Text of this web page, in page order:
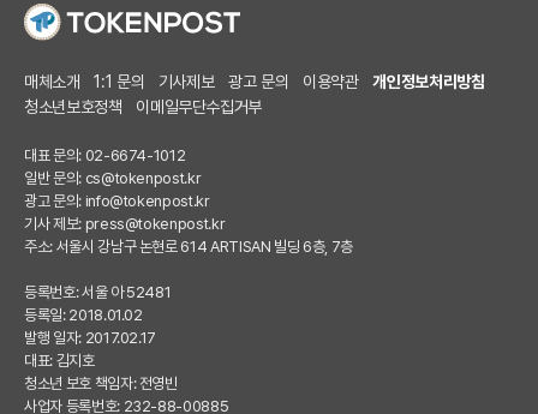
매체소개 1:1 문의 기사제보 광고 문의 이용약관
개인정보처리방침
청소년보호정책
이메일무단수집거부
대표 문의: 02-6674-1012
일반 문의: cs@tokenpost.kr
광고 문의: info@tokenpost.kr
기사 제보: press@tokenpost.kr
주소: 서울시 강남구 논현로 614 ARTISAN 빌딩 6층, 7층
등록번호: 서울 아 52481
등록일: 2018.01.02
발행 일자: 2017.02.17
대표: 김지호
청소년 보호 책임자: 전영빈
사업자 등록번호: 232-88-00885